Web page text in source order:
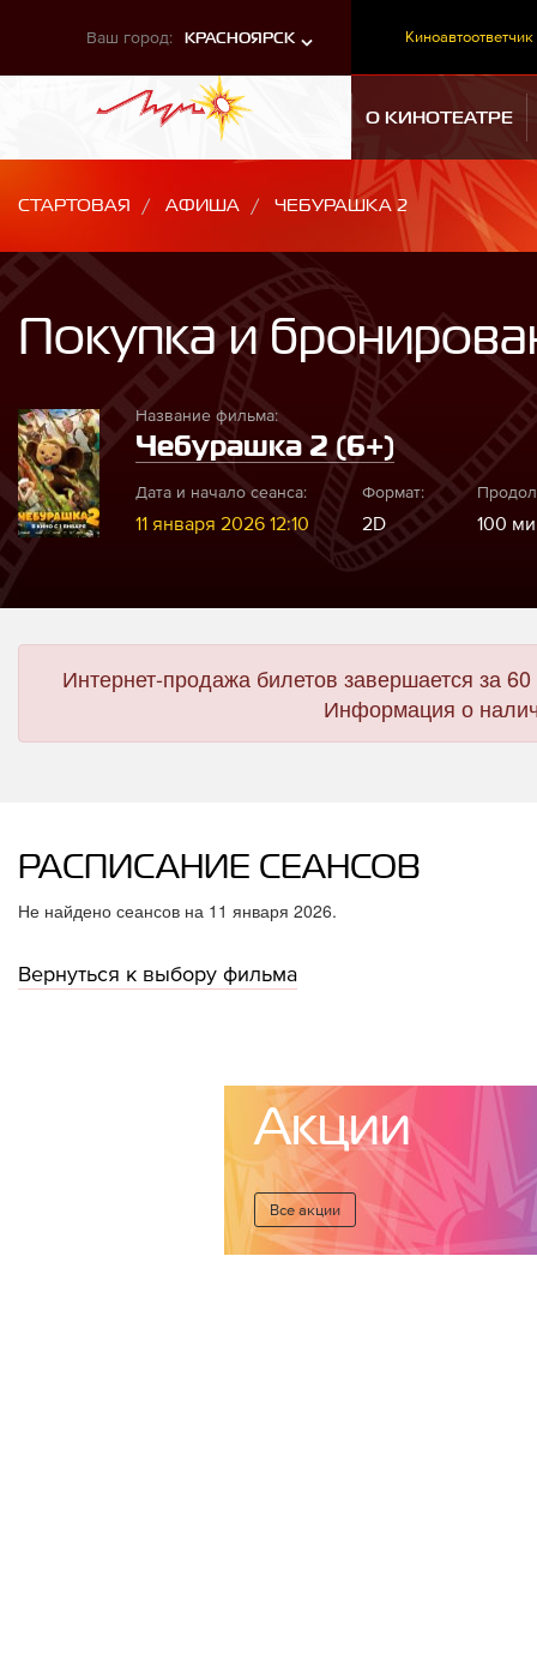
Ваш город: КРАСНОЯРСК Киноавтоответчик
О КИНОТЕАТРЕ
СТАРТОВАЯ АФИША ЧЕБУРАШКА 2
Покупка и
Название фильма:
Чебурашка 2 (6+)
Дата и начало сеанса:
11 января 2026 12:10
Формат:
2D 100
Интернет-продажа билетов завершается за
Информация о
РАСПИСАНИЕ СЕАНСОВ
Не найдено сеансов на 11 января 2026.
Вернуться к выбору фильма
Акции
Все акции